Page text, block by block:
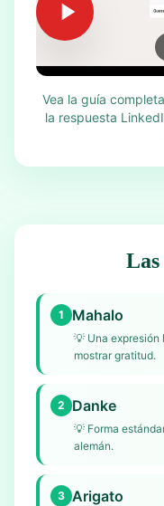
Vea la guía
la respuesta
Las
1 Mahalo
💡 Una
mostrar gratitud.
2 Danke
💡 Forma
alemán.
3 Arigato